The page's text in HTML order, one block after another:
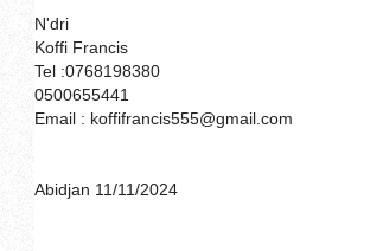
N'dri
Koffi Francis
Tel :0768198380
0500655441
Email : koffifrancis555@gmail.com
Abidjan 11/11/2024